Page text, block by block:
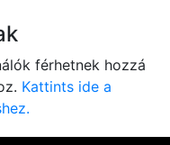
férhetnek hozzá
Kattints ide a